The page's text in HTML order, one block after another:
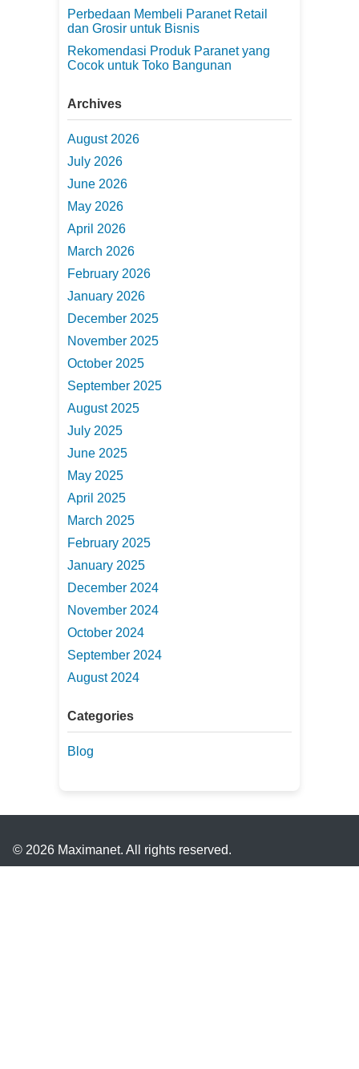
Perbedaan Membeli Paranet Retail
dan Grosir untuk Bisnis
Rekomendasi Produk Paranet yang
Cocok untuk Toko Bangunan
Archives
August 2026
July 2026
June 2026
May 2026
April 2026
March 2026
February 2026
January 2026
December 2025
November 2025
October 2025
September 2025
August 2025
July 2025
June 2025
May 2025
April 2025
March 2025
February 2025
January 2025
December 2024
November 2024
October 2024
September 2024
August 2024
Categories
Blog
© 2026 Maximanet. All rights reserved.